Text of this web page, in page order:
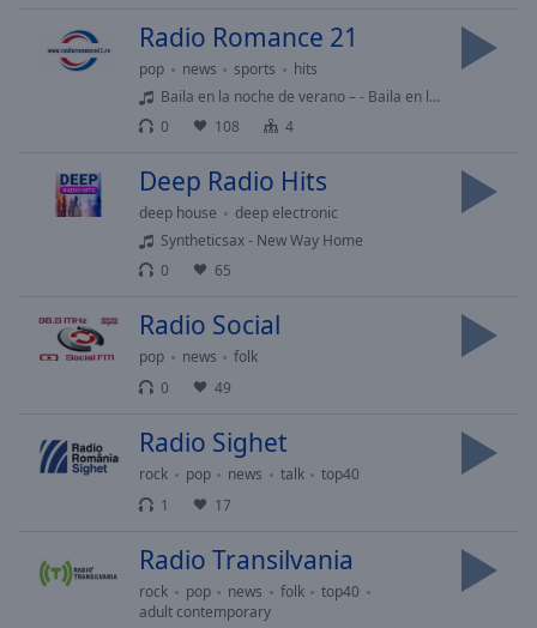
off,
selected
settings
opens
subtitles
off,
Track
Radio Romance 21
pop news sports
hits
Baila en la noche de verano – - Baila en la noche de verano – Sommer Discofox Schlager
0
108 4
Deep Radio Hits
deep house
deep electronic
Syntheticsax - New Way Home
0
65
Radio Social
pop news
folk
0
49
Radio Sighet
rock pop news talk
top40
1
17
Radio Transilvania
rock pop news folk
top40
adult contemporary